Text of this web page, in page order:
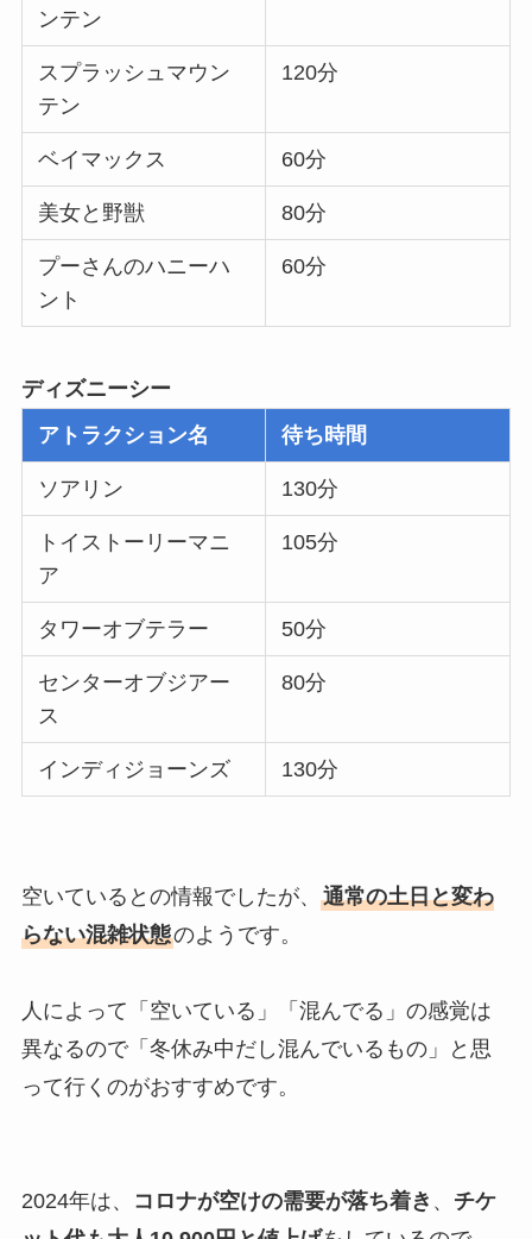
ンテン
スプラッシュマウン
テン
120分
ベイマックス 60分
美女と野獣 80分
プーさんのハニーハ
ント
60分
ディズニーシー
アトラクション名
待ち時間
ソアリン 130分
トイストーリーマニ
ア
105分
タワーオブテラー 50分
センターオブジアー
ス
80分
インディジョーンズ 130分
空いているとの情報でしたが、 通常の土日と変わ
らない混雑状態のようです。
人によって「空いている」「混んでる」の感覚は
異なるので「冬休み中だし混んでいるもの」と思
って行くのがおすすめです。
2024年は、 コロナが空けの需要が落ち着き 、 チケ